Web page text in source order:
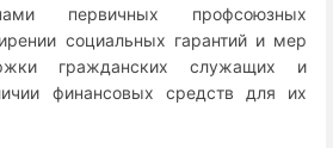
первичных профсоюзных
социальных гарантий и мер
гражданских служащих и
финансовых средств для их